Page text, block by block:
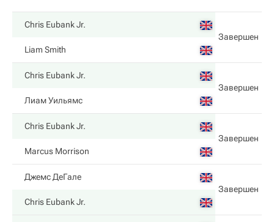
Chris Eubank Jr.
Завершен
Liam Smith
Chris Eubank Jr.
Завершен
Лиам Уильямс
Chris Eubank Jr.
Завершен
Marcus Morrison
Джемс ДеГале
Завершен
Chris Eubank Jr.